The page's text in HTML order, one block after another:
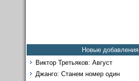
Новые добавления
Виктор Третьяков: Август
Джанго: Станем номер один